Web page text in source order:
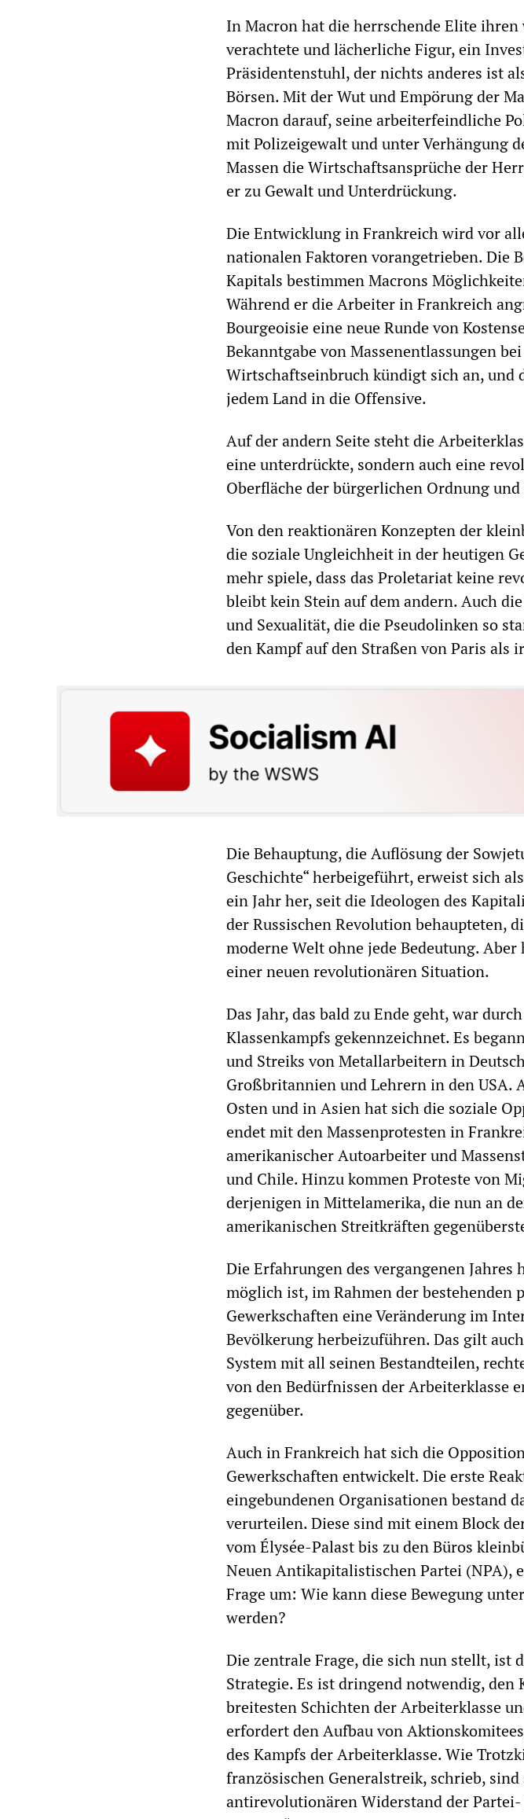
In Macron hat die herrschende Elite
verachtete und lächerliche Figur, ein
Präsidentenstuhl, der nichts anderes ist
Börsen. Mit der Wut und Empörung der
Macron darauf, seine arbeiterfeindliche
mit Polizeigewalt und unter Verhängung
Massen die Wirtschaftsansprüche der
er zu Gewalt und Unterdrückung.
Die Entwicklung in Frankreich wird vor
nationalen Faktoren vorangetrieben. Die
Kapitals bestimmen Macrons
Während er die Arbeiter in Frankreich
Bourgeoisie eine neue Runde von
Bekanntgabe von Massenentlassungen
Wirtschaftseinbruch kündigt sich an, und
jedem Land in die Offensive.
Auf der andern Seite steht die
eine unterdrückte, sondern auch eine
Oberfläche der bürgerlichen Ordnung
Von den reaktionären Konzepten der
die soziale Ungleichheit in der heutigen
mehr spiele, dass das Proletariat keine
bleibt kein Stein auf dem andern. Auch
und Sexualität, die die Pseudolinken so
den Kampf auf den Straßen von Paris als
Die Behauptung, die Auflösung der
Geschichte“ herbeigeführt, erweist sich
ein Jahr her, seit die Ideologen des
der Russischen Revolution behaupteten,
moderne Welt ohne jede Bedeutung.
einer neuen revolutionären Situation.
Das Jahr, das bald zu Ende geht, war
Klassenkampfs gekennzeichnet. Es
und Streiks von Metallarbeitern in
Großbritannien und Lehrern in den USA.
Osten und in Asien hat sich die soziale
endet mit den Massenprotesten in
amerikanischer Autoarbeiter und
und Chile. Hinzu kommen Proteste von
derjenigen in Mittelamerika, die nun an
amerikanischen Streitkräften
Die Erfahrungen des vergangenen Jahres
möglich ist, im Rahmen der
Gewerkschaften eine Veränderung im
Bevölkerung herbeizuführen. Das gilt
System mit all seinen Bestandteilen,
von den Bedürfnissen der
gegenüber.
Auch in Frankreich hat sich die
Gewerkschaften entwickelt. Die erste
eingebundenen Organisationen bestand
verurteilen. Diese sind mit einem Block
vom Élysée-Palast bis zu den Büros
Neuen Antikapitalistischen Partei (NPA),
Frage um: Wie kann diese Bewegung
werden?
Die zentrale Frage, die sich nun stellt, ist
Strategie. Es ist dringend notwendig, den
breitesten Schichten der Arbeiterklasse
erfordert den Aufbau von
des Kampfs der Arbeiterklasse. Wie
französischen Generalstreik, schrieb,
antirevolutionären Widerstand der Partei-